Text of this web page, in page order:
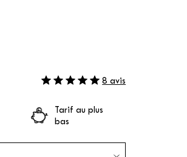
8 avis
Tarif au plus
bas